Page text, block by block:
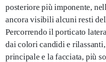
posteriore più imponente,
ancora visibili alcuni resti
Percorrendo il porticato
dai colori candidi e
principale e la facciata, più